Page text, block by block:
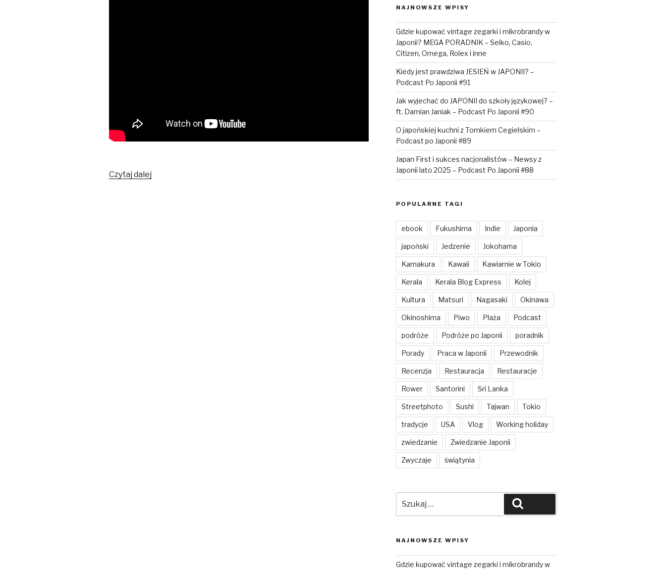
Czytaj dalej
NAJNOWSZE WPISY
Gdzie kupować vintage zegarki i mikrobrandy w
Japonii? MEGA PORADNIK – Seiko, Casio,
Citizen, Omega, Rolex i inne
Kiedy jest prawdziwa JESIEŃ w JAPONII? –
Podcast Po Japonii #91
Jak wyjechać do JAPONII do szkoły językowej? –
ft. Damian Janiak – Podcast Po Japonii #90
O japońskiej kuchni z Tomkiem Cegielskim –
Podcast po Japonii #89
Japan First i sukces nacjonalistów – Newsy z
Japonii lato 2025 – Podcast Po Japonii #88
POPULARNE TAGI
ebook Fukushima Indie Japonia
japoński Jedzenie Jokohama
Kamakura Kawaii Kawiarnie w Tokio
Kerala Kerala Blog Express Kolej
Kultura Matsuri Nagasaki Okinawa
Okinoshima Piwo Plaża Podcast
podróże Podróże po Japonii poradnik
Porady Praca w Japonii Przewodnik
Recenzja Restauracja Restauracje
Rower Santorini Sri Lanka
Streetphoto Sushi Tajwan Tokio
tradycje USA Vlog Working holiday
zwiedzanie Zwiedzanie Japonii
Zwyczaje świątynia
NAJNOWSZE WPISY
Gdzie kupować vintage zegarki i mikrobrandy w